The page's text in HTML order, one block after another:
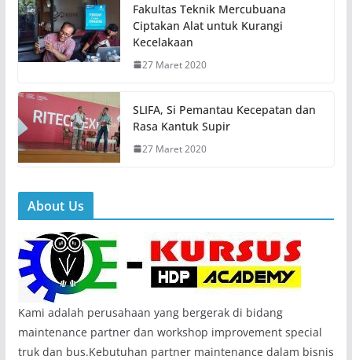
Fakultas Teknik Mercubuana
Ciptakan Alat untuk Kurangi
Kecelakaan
27 Maret 2020
SLIFA, Si Pemantau Kecepatan dan
Rasa Kantuk Supir
27 Maret 2020
About Us
Kami adalah perusahaan yang bergerak di bidang
maintenance partner dan workshop improvement special
truk dan bus.Kebutuhan partner maintenance dalam bisnis